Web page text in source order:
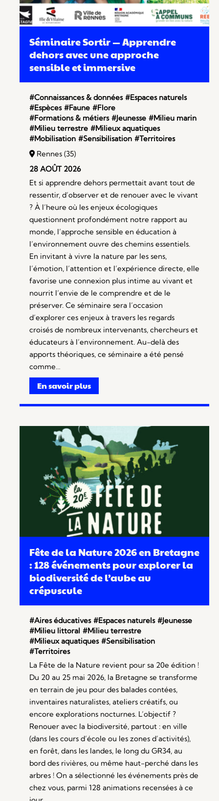
Séminaire Sortir — Apprendre
dehors avec une approche
sensible et immersive
#Connaissances & données #Espaces naturels
#Espèces #Faune #Flore
#Formations & métiers #Jeunesse #Milieu marin
#Milieu terrestre #Milieux aquatiques
#Mobilisation #Sensibilisation #Territoires
Rennes (35)
28 AOÛT 2026
Et si apprendre dehors permettait avant tout de
ressentir, d’observer et de renouer avec le vivant
? À l’heure où les enjeux écologiques
questionnent profondément notre rapport au
monde, l’approche sensible en éducation à
l’environnement ouvre des chemins essentiels.
En invitant à vivre la nature par les sens,
l’émotion, l’attention et l’expérience directe, elle
favorise une connexion plus intime au vivant et
nourrit l’envie de le comprendre et de le
préserver. Ce séminaire sera l’occasion
d’explorer ces enjeux à travers les regards
croisés de nombreux intervenants, chercheurs et
éducateurs à l’environnement. Au-delà des
apports théoriques, ce séminaire a été pensé
comme…
En savoir plus
Fête de la Nature 2026 en Bretagne
: 128 événements pour explorer la
biodiversité de l’aube au
crépuscule
#Aires éducatives #Espaces naturels #Jeunesse
#Milieu littoral #Milieu terrestre
#Milieux aquatiques #Sensibilisation
#Territoires
La Fête de la Nature revient pour sa 20e édition !
Du 20 au 25 mai 2026, la Bretagne se transforme
en terrain de jeu pour des balades contées,
inventaires naturalistes, ateliers créatifs, ou
encore explorations nocturnes. L’objectif ?
Renouer avec la biodiversité, partout : en ville
(dans les cours d’école ou les zones d’activités),
en forêt, dans les landes, le long du GR34, au
bord des rivières, ou même haut-perché dans les
arbres ! On a sélectionné les événements près de
chez vous, parmi 128 animations recensées à ce